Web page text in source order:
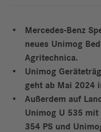
Mercedes-Benz
neues Unimog
Agritechnica.
Unimog
geht ab Mai 2024
Außerdem auf
Unimog U 535 mit
354 PS und